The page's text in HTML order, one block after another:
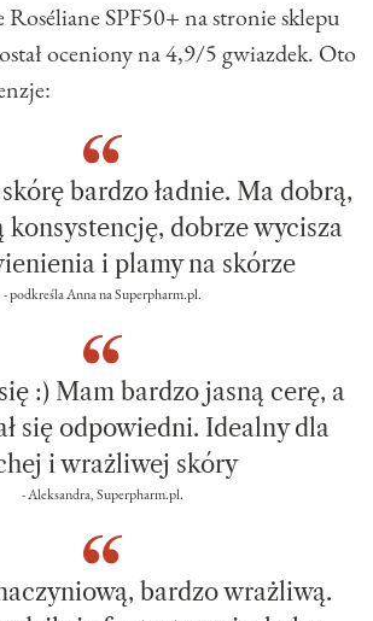
SPF50+ na stronie sklepu
oceniony na 4,9/5 gwiazdek. Oto
bardzo ładnie. Ma dobrą,
konsystencję, dobrze wycisza
i plamy na skórze
- podkreśla Anna na Superpharm.pl.
:) Mam bardzo jasną cerę, a
się odpowiedni. Idealny dla
i wrażliwej skóry
- Aleksandra, Superpharm.pl.
bardzo wrażliwą.